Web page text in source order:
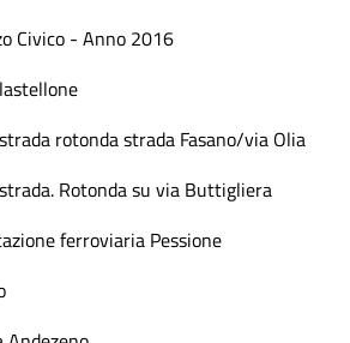
Civico - Anno 2016
rotonda strada Fasano/via Olia
Rotonda su via Buttigliera
ferroviaria Pessione